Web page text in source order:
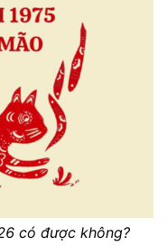
có được không?